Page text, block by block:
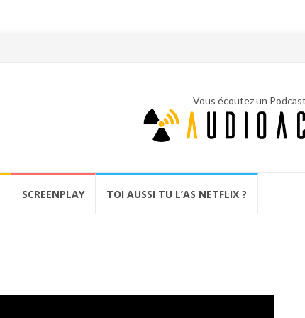
Vous écoutez un Podcast
SCREENPLAY TOI AUSSI TU L’AS NETFLIX ?